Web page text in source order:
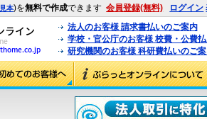
見本)を無料で作成できます 会員登録(無料) ログイン
法人のお客様 請求書払いのご案内
学校・官公庁のお客様 校費・公費
研究機関のお客様 科研費払いのご